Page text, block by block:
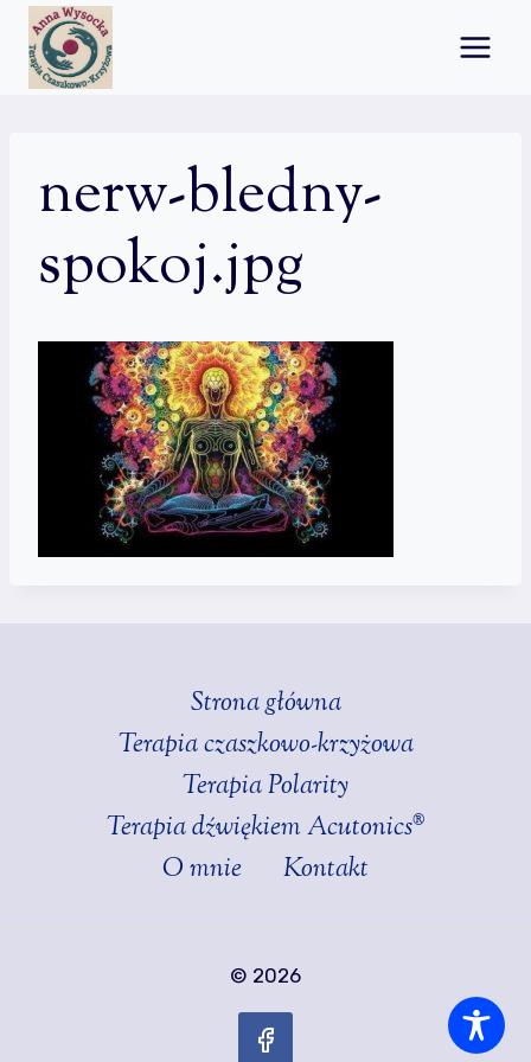
Przejdź
treści
nerw-bledny-
spokoj.jpg
Strona główna
Terapia czaszkowo-krzyżowa
Terapia Polarity
Terapia dźwiękiem Acutonics®
O mnie
Kontakt
© 2026